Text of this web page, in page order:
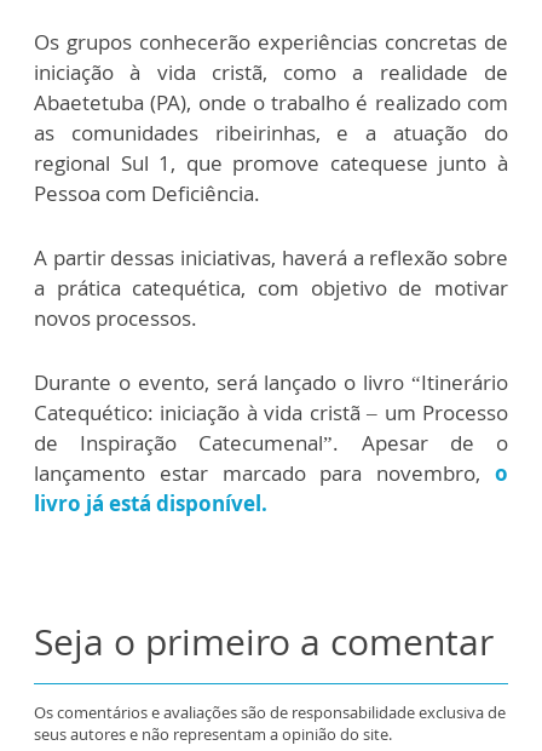
Os grupos conhecerão experiências concretas de
iniciação à vida cristã, como a realidade de
Abaetetuba (PA), onde o trabalho é realizado com
as comunidades ribeirinhas, e a atuação do
regional Sul 1, que promove catequese junto à
Pessoa com Deficiência.
A partir dessas iniciativas, haverá a reflexão sobre
a prática catequética, com objetivo de motivar
novos processos.
Durante o evento, será lançado o livro “Itinerário
Catequético: iniciação à vida cristã – um Processo
de Inspiração Catecumenal”. Apesar de o
lançamento estar marcado para novembro, o
livro já está disponível.
Seja o primeiro a comentar
Os comentários e avaliações são de responsabilidade exclusiva de
seus autores e não representam a opinião do site.